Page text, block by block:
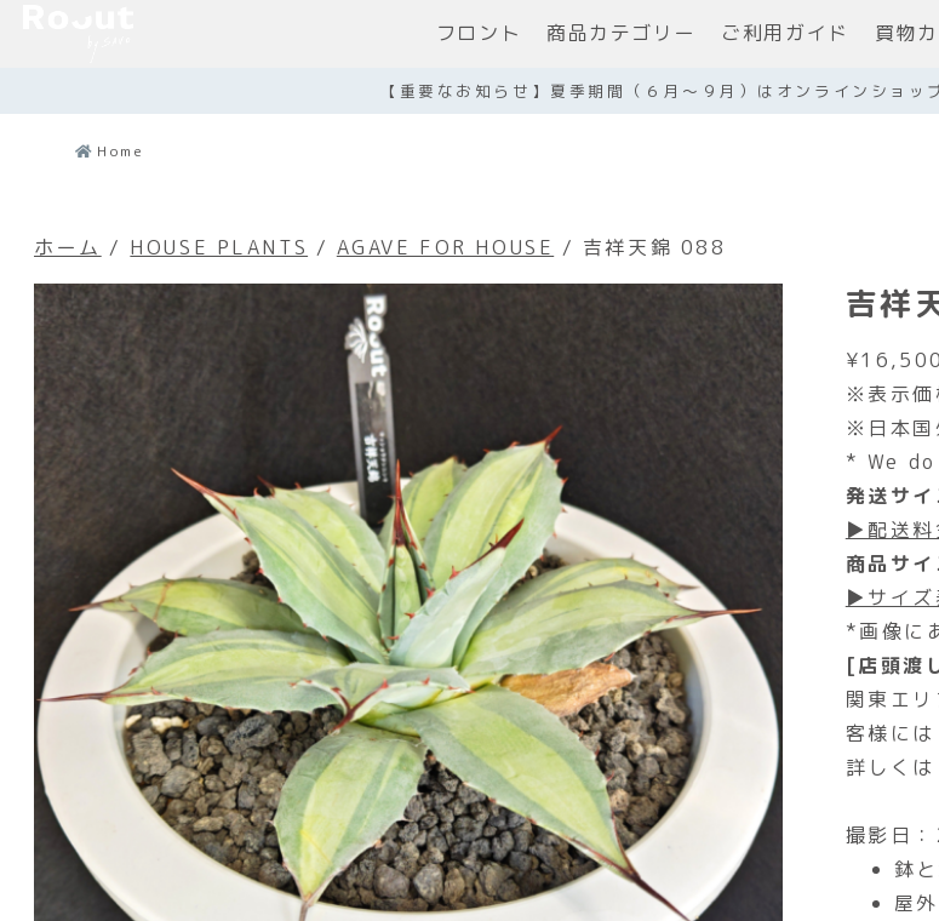
フロント 商品カテゴリー ご利用ガイド 買物
【重要なお知らせ】夏季期間（６月～９月）はオンラインショッ
Home
ホーム / HOUSE PLANTS / AGAVE FOR HOUSE / 吉祥天錦 088
吉祥
¥16,500
※表示価
※日本国
* We
発送サ
▶配送料
商品サ
▶サイズ
*画像に
[店頭渡
関東エ
客様に
詳しくは
撮影日
鉢
屋